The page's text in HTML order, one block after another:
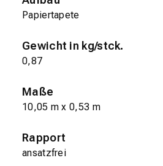
Papiertapete
Gewicht in kg/stck.
0,87
Maße
10,05 m x 0,53 m
Rapport
ansatzfrei